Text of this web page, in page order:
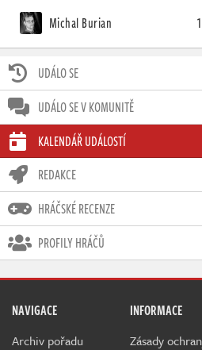
UDÁLO SE
UDÁLO SE V KOMUNITĚ
KALENDÁŘ UDÁLOSTÍ
REDAKCE
HRÁČSKÉ RECENZE
PROFILY HRÁČŮ
Michal Burian
NAVIGACE
Archiv pořadu
INFORMACE
Zásady